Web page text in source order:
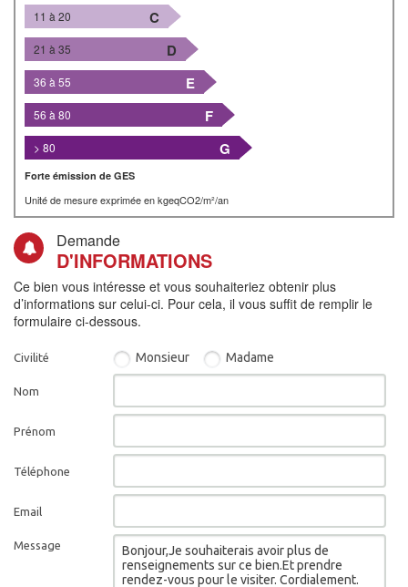
11 à 20 C
21 à 35 D
36 à 55 E
56 à 80 F
> 80 G
Forte émission de GES
Unité de mesure exprimée en kgeqCO2/m²/an
Demande
D'INFORMATIONS
Ce bien vous intéresse et vous souhaiteriez obtenir plus
d’informations sur celui-ci. Pour cela, il vous suffit de remplir le
formulaire ci-dessous.
Civilité Monsieur Madame
Nom
Prénom
Téléphone
Email
Message